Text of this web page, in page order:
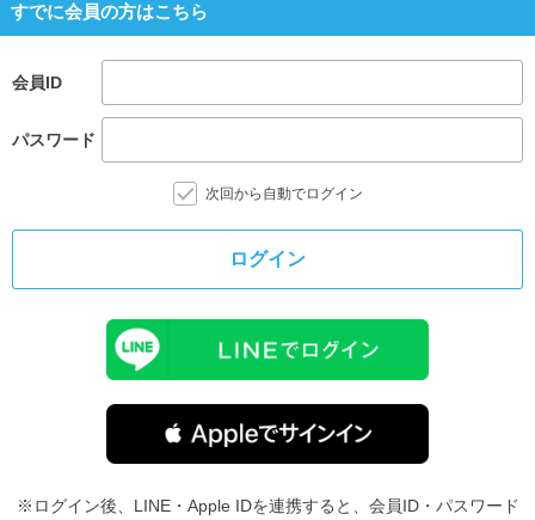
すでに会員の方はこちら
会員ID
パスワード
次回から自動でログイン
ログイン
※ログイン後、LINE・Apple IDを連携すると、会員ID・パスワード